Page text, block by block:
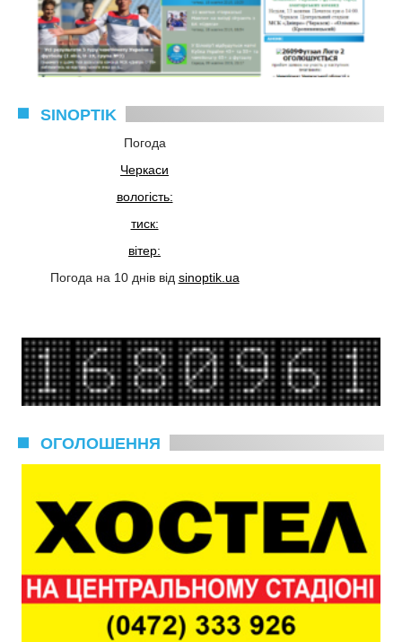
SINOPTIK
Погода
Черкаси
вологість:
тиск:
вітер:
Погода на 10 днів від sinoptik.ua
ОГОЛОШЕННЯ